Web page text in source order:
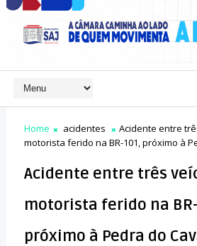
Home acidentes
Acidente entre
motorista ferido na BR-101, próximo à
Acidente entre três
motorista ferido na
próximo à Pedra do